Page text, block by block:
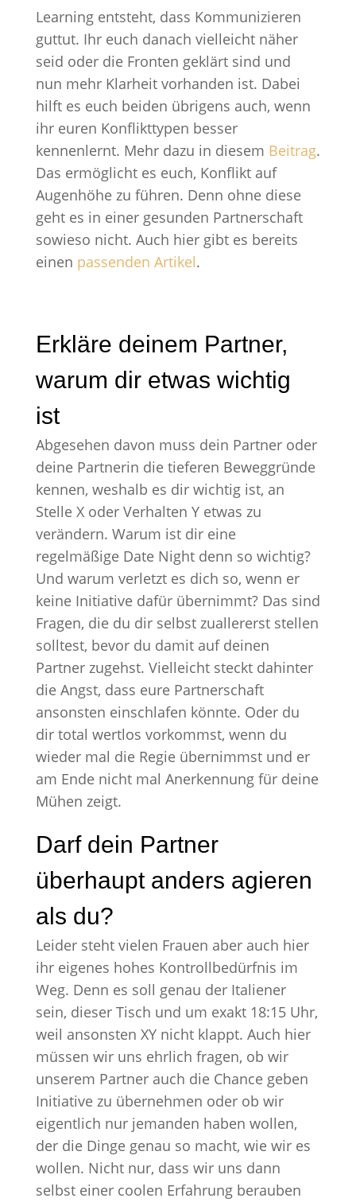
Learning entsteht, dass Kommunizieren
guttut. Ihr euch danach vielleicht näher
seid oder die Fronten geklärt sind und
nun mehr Klarheit vorhanden ist. Dabei
hilft es euch beiden übrigens auch, wenn
ihr euren Konflikttypen besser
kennenlernt. Mehr dazu in diesem Beitrag.
Das ermöglicht es euch, Konflikt auf
Augenhöhe zu führen. Denn ohne diese
geht es in einer gesunden Partnerschaft
sowieso nicht. Auch hier gibt es bereits
einen passenden Artikel.
Erkläre deinem Partner,
warum dir etwas wichtig
ist
Abgesehen davon muss dein Partner oder
deine Partnerin die tieferen Beweggründe
kennen, weshalb es dir wichtig ist, an
Stelle X oder Verhalten Y etwas zu
verändern. Warum ist dir eine
regelmäßige Date Night denn so wichtig?
Und warum verletzt es dich so, wenn er
keine Initiative dafür übernimmt? Das sind
Fragen, die du dir selbst zuallererst stellen
solltest, bevor du damit auf deinen
Partner zugehst. Vielleicht steckt dahinter
die Angst, dass eure Partnerschaft
ansonsten einschlafen könnte. Oder du
dir total wertlos vorkommst, wenn du
wieder mal die Regie übernimmst und er
am Ende nicht mal Anerkennung für deine
Mühen zeigt.
Darf dein Partner
überhaupt anders agieren
als du?
Leider steht vielen Frauen aber auch hier
ihr eigenes hohes Kontrollbedürfnis im
Weg. Denn es soll genau der Italiener
sein, dieser Tisch und um exakt 18:15 Uhr,
weil ansonsten XY nicht klappt. Auch hier
müssen wir uns ehrlich fragen, ob wir
unserem Partner auch die Chance geben
Initiative zu übernehmen oder ob wir
eigentlich nur jemanden haben wollen,
der die Dinge genau so macht, wie wir es
wollen. Nicht nur, dass wir uns dann
selbst einer coolen Erfahrung berauben